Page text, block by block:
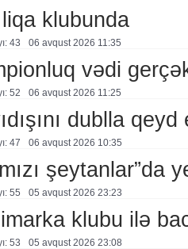
klubunda
43 06 avqust 2026 11:35
vədi
52 06 avqust 2026 11:25
dublla qeyd
47 06 avqust 2026 10:35
şeytanlar”da
55 05 avqust 2026 23:23
klubu ilə
53 05 avqust 2026 23:08